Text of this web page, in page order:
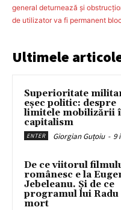
general deturnează şi
de utilizator va fi permanent
Ultimele
Superioritate
eșec politic: despre
limitele mobilizării
capitalism
ENTER Giorgian Guțoiu - 9
De ce viitorul
românesc e la
Jebeleanu. Și de ce
programul lui Radu
mort